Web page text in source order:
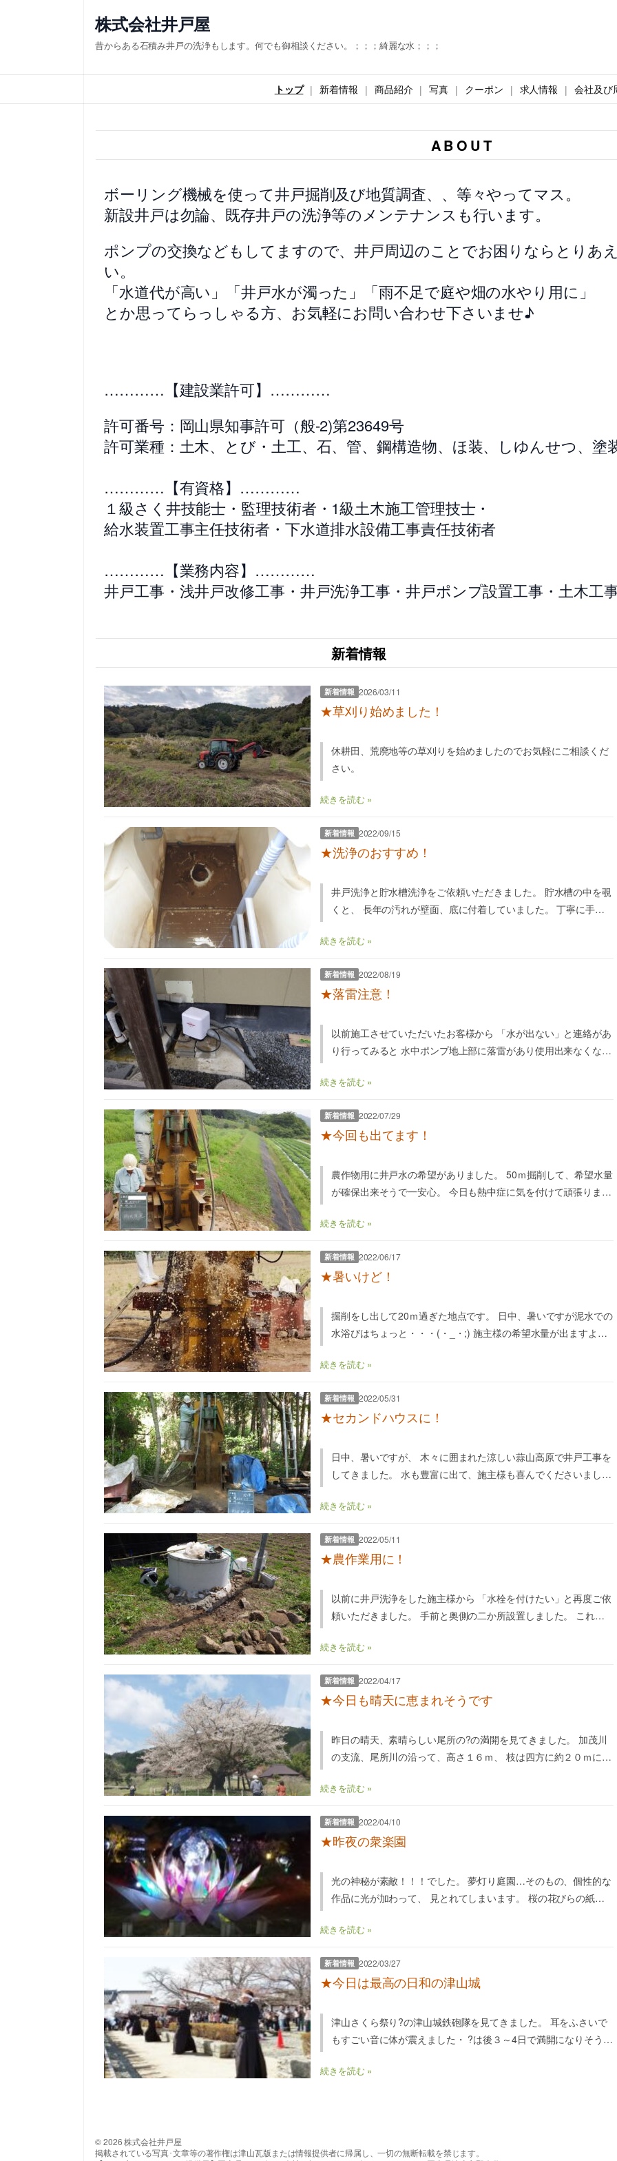
株式会社井戸屋
昔からある石積み井戸の洗浄もします。何でも御相談ください。；；；綺麗な水；；；
トップ 新着情報 商品紹介 写真 クーポン 求人情報 会社及び
ABOUT
ボーリング機械を使って井戸掘削及び地質調査、、等々やってマス。
新設井戸は勿論、既存井戸の洗浄等のメンテナンスも行います。
ポンプの交換などもしてますので、井戸周辺のことでお困りならとりあ
い。
「水道代が高い」「井戸水が濁った」「雨不足で庭や畑の水やり用に」
とか思ってらっしゃる方、お気軽にお問い合わせ下さいませ♪
…………【建設業許可】…………
許可番号：岡山県知事許可（般-2)第23649号
許可業種：土木、とび・土工、石、管、鋼構造物、ほ装、しゆんせつ、塗
…………【有資格】…………
１級さく井技能士・監理技術者・1級土木施工管理技士・
給水装置工事主任技術者・下水道排水設備工事責任技術者
…………【業務内容】…………
井戸工事・浅井戸改修工事・井戸洗浄工事・井戸ポンプ設置工事・土木工
新着情報
新着情報 2026/03/11
★草刈り始めました！
休耕田、荒廃地等の草刈りを始めましたのでお気軽にご相談くだ
さい。
続きを読む »
新着情報 2022/09/15
★洗浄のおすすめ！
井戸洗浄と貯水槽洗浄をご依頼いただきました。 貯水槽の中を覗
くと、 長年の汚れが壁面、底に付着していました。 丁寧に手洗
続きを読む »
新着情報 2022/08/19
★落雷注意！
以前施工させていただいたお客様から 「水が出ない」と連絡があ
り行ってみると 水中ポンプ地上部に落雷があり使用出来なくなっ
続きを読む »
新着情報 2022/07/29
★今回も出てます！
農作物用に井戸水の希望がありました。 50ｍ掘削して、希望水量
が確保出来そうで一安心。 今日も熱中症に気を付けて頑張りま
続きを読む »
新着情報 2022/06/17
★暑いけど！
掘削をし出して20ｍ過ぎた地点です。 日中、暑いですが泥水での
水浴びはちょっと・・・(・_・;) 施主様の希望水量が出ますよう
続きを読む »
新着情報 2022/05/31
★セカンドハウスに！
日中、暑いですが、 木々に囲まれた涼しい蒜山高原で井戸工事を
してきました。 水も豊富に出て、施主様も喜んでくださいまし
続きを読む »
新着情報 2022/05/11
★農作業用に！
以前に井戸洗浄をした施主様から 「水栓を付けたい」と再度ご依
頼いただきました。 手前と奥側の二か所設置しました。 これか
続きを読む »
新着情報 2022/04/17
★今日も晴天に恵まれそうです
昨日の晴天、素晴らしい尾所の?の満開を見てきました。 加茂川
の支流、尾所川の沿って、高さ１６ｍ、 枝は四方に約２０ｍにわ
続きを読む »
新着情報 2022/04/10
★昨夜の衆楽園
光の神秘が素敵！！！でした。 夢灯り庭園…そのもの、個性的な
作品に光が加わって、 見とれてしまいます。 桜の花びらの紙に
続きを読む »
新着情報 2022/03/27
★今日は最高の日和の津山城
津山さくら祭り?の津山城鉄砲隊を見てきました。 耳をふさいで
もすごい音に体が震えました・ ?は後３～4日で満開になりそうで
続きを読む »
© 2026 株式会社井戸屋
掲載されている写真･文章等の著作権は津山瓦版または情報提供者に帰属し、一切の無断転載を禁じます。